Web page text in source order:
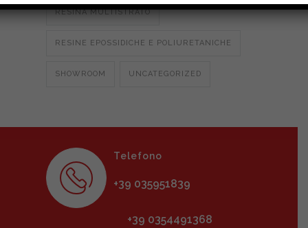
RESINA MULTISTRATO
RESINE EPOSSIDICHE E POLIURETANICHE
SHOWROOM UNCATEGORIZED
Telefono
+39 035951839
+39 0354491368